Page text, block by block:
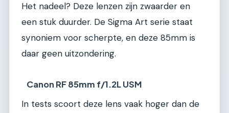
Het nadeel? Deze lenzen zijn zwaarder en
een stuk duurder. De Sigma Art serie staat
synoniem voor scherpte, en deze 85mm is
daar geen uitzondering.
Canon RF 85mm f/1.2L USM
In tests scoort deze lens vaak hoger dan de